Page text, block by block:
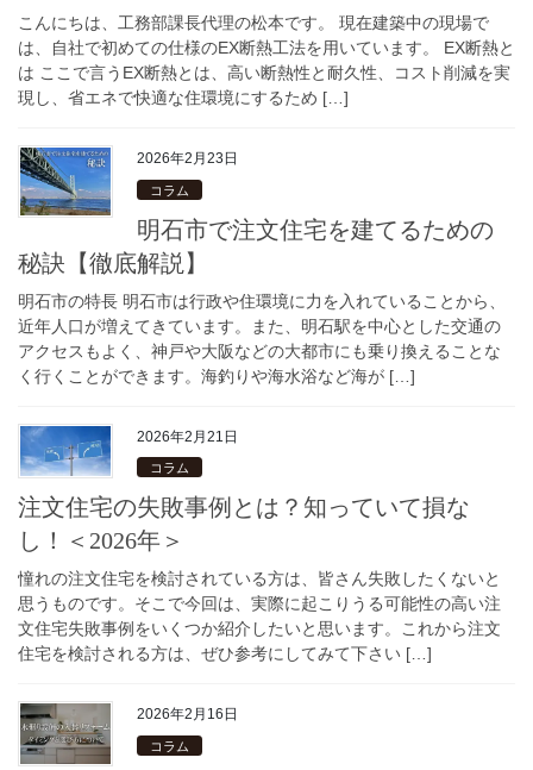
こんにちは、工務部課長代理の松本です。 現在建築中の現場で
は、自社で初めての仕様のEX断熱工法を用いています。 EX断熱と
は ここで言うEX断熱とは、高い断熱性と耐久性、コスト削減を実
現し、省エネで快適な住環境にするため […]
2026年2月23日
コラム
明石市で注文住宅を建てるための
秘訣【徹底解説】
明石市の特長 明石市は行政や住環境に力を入れていることから、
近年人口が増えてきています。また、明石駅を中心とした交通の
アクセスもよく、神戸や大阪などの大都市にも乗り換えることな
く行くことができます。海釣りや海水浴など海が […]
2026年2月21日
コラム
注文住宅の失敗事例とは？知っていて損な
し！＜2026年＞
憧れの注文住宅を検討されている方は、皆さん失敗したくないと
思うものです。そこで今回は、実際に起こりうる可能性の高い注
文住宅失敗事例をいくつか紹介したいと思います。これから注文
住宅を検討される方は、ぜひ参考にしてみて下さい […]
2026年2月16日
コラム